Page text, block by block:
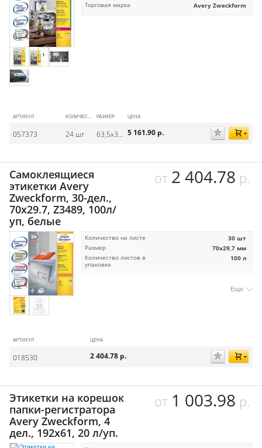
Торговая марка
Avery Zweckform
АРТИКУЛ КОЛИЧЕСТВО НА ЛИСТЕ РАЗМЕР ЦЕНА
057373 24 шт 63,5х33,9 мм 5 161.90 р.
Самоклеящиеся
этикетки Avery
Zweckform, 30-дел.,
70х29.7, Z3489, 100л/
уп, белые
от 2 404.78 р.
Количество на листе 30 шт
Размер 70х29,7 мм
Количество листов в
упаковке
100 л
Еще
АРТИКУЛ ЦЕНА
018530 2 404.78 р.
Этикетки на корешок
папки-регистратора
Avery Zweckform, 4
дел., 192х61, 20 л/уп.
от 1 003.98 р.